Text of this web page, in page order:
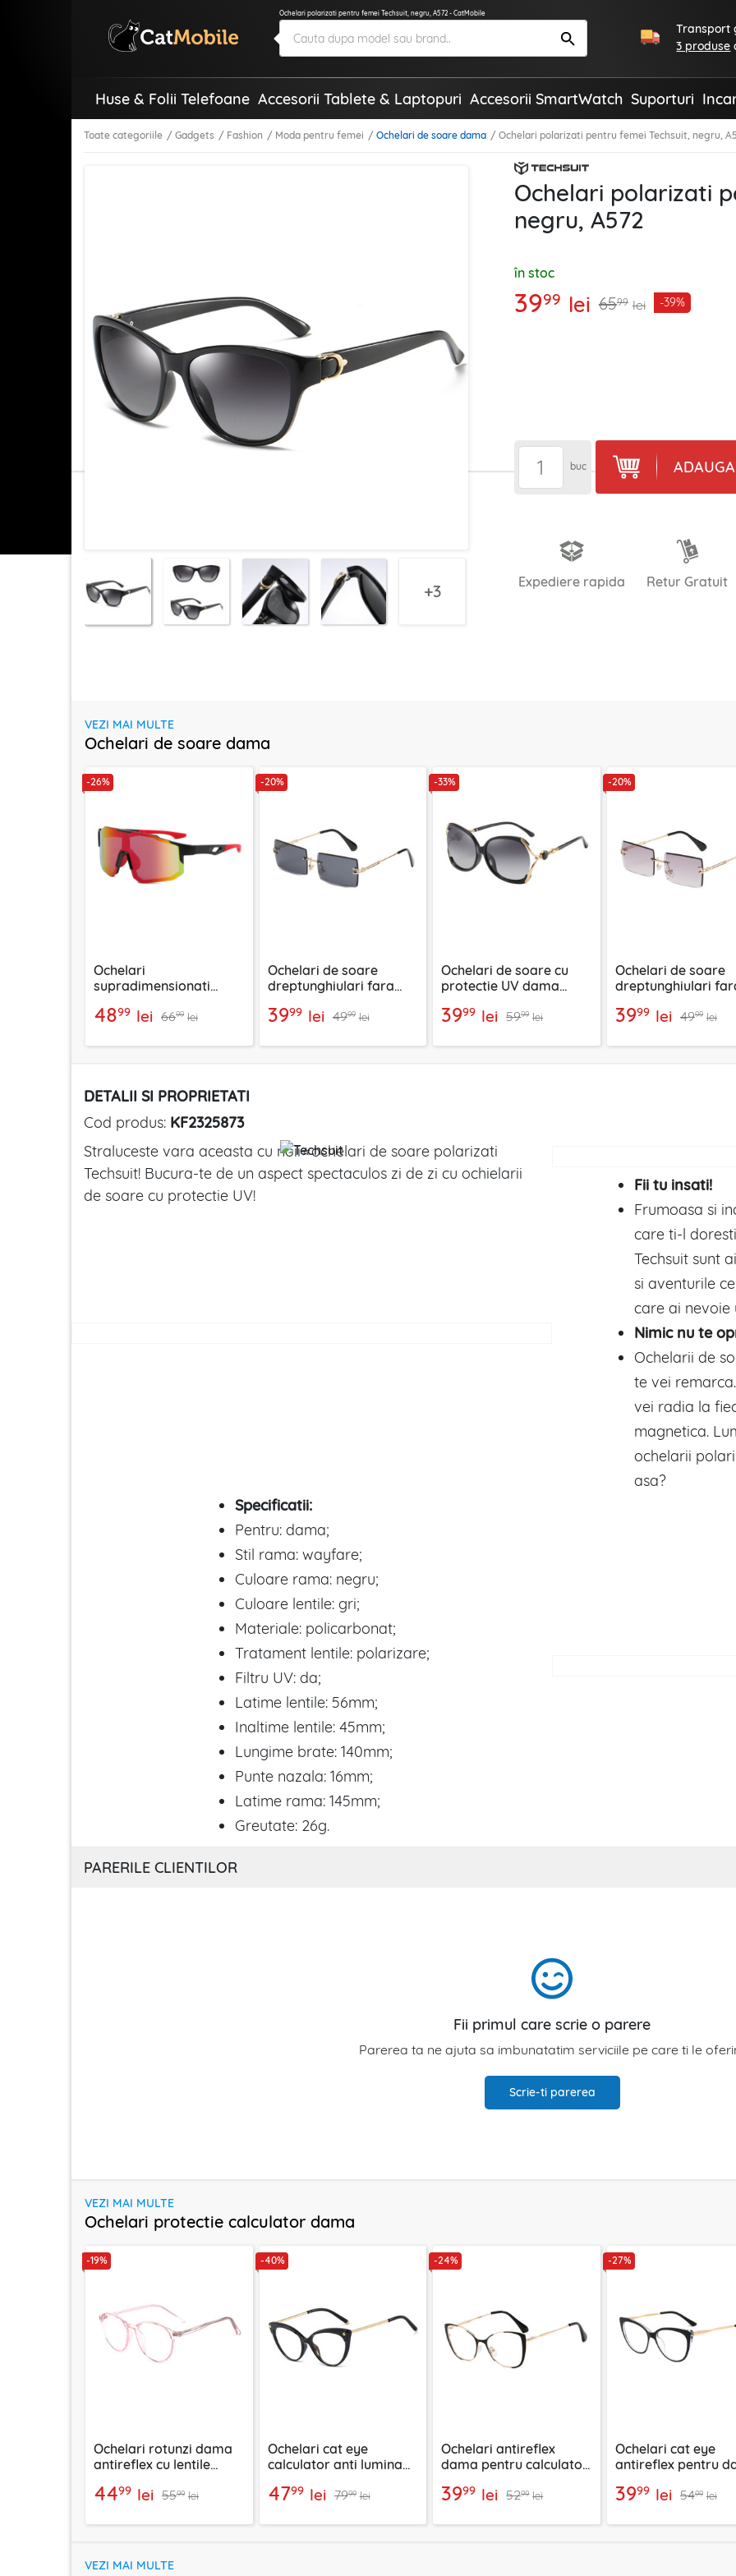
Ochelari polarizati pentru femei Techsuit, negru, A572 - CatMobile
Transport
3 produse
Huse & Folii Telefoane Accesorii Tablete & Laptopuri Accesorii SmartWatch Suporturi
Toate categoriile Gadgets Fashion Moda pentru femei Ochelari de soare dama Ochelari polarizati pentru femei Techsuit, negru,
3
Ochelari polarizati
negru, A572
în stoc
3999 lei 6599 lei -39%
buc
Expediere rapida Retur Gratuit
VEZI MAI MULTE
Ochelari de soare dama
-26%
Ochelari
supradimensionati
rosu
4899 lei 6699 lei
-20%
Ochelari de soare
dreptunghiulari fara
16031-C11
3999 lei 4999 lei
-33%
Ochelari de soare cu
protectie UV dama
3999 lei 5999 lei
-20%
Ochelari de soare
dreptunghiulari
16031-C2
3999 lei 4999 lei
DETALII SI PROPRIETATI
Cod produs: KF2325873
Straluceste vara aceasta cu noii⭐ochelari de soare polarizati
Techsuit! Bucura-te de un aspect spectaculos zi de zi cu ochielarii
de soare cu protectie UV!
Fii tu insati!
Frumoasa si
care ti-l
Techsuit sunt
si aventurile
care ai nevoie
Nimic nu te
Ochelarii de
te vei
vei radia la
magnetica.
ochelarii
asa?
Specificatii:
Pentru: dama;
Stil rama: wayfare;
Culoare rama: negru;
Culoare lentile: gri;
Materiale: policarbonat;
Tratament lentile: polarizare;
Filtru UV: da;
Latime lentile: 56mm;
Inaltime lentile: 45mm;
Lungime brate: 140mm;
Punte nazala: 16mm;
Latime rama: 145mm;
Greutate: 26g.
PARERILE CLIENTILOR
Fii primul care scrie o parere
Parerea ta ne ajuta sa imbunatatim serviciile pe care ti le
Scrie-ti parerea
VEZI MAI MULTE
Ochelari protectie calculator dama
-19%
Ochelari rotunzi dama
antireflex cu lentile
F8551-C5
4499 lei 5599 lei
-40%
Ochelari cat eye
calculator anti lumina
negru, F93308
4799 lei 7999 lei
-24%
Ochelari antireflex
dama pentru calculator
3999 lei 5299 lei
-27%
Ochelari cat eye
antireflex pentru
3999 lei 5499 lei
VEZI MAI MULTE